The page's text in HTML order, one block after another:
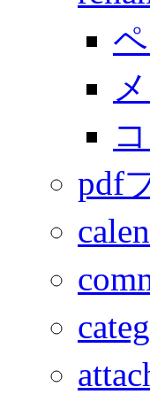
pdf